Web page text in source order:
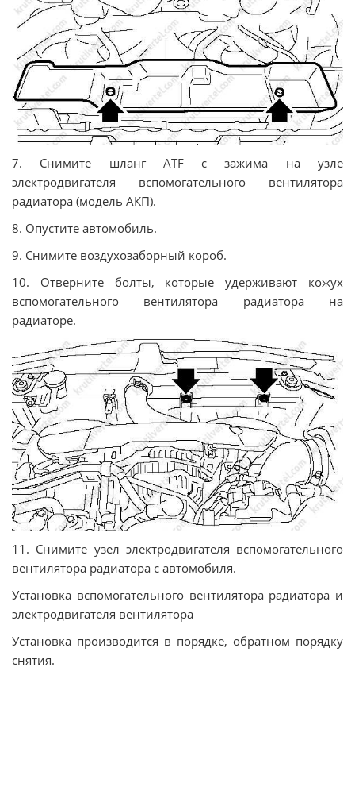
7. Снимите шланг ATF с зажима на узле
электродвигателя вспомогательного вентилятора
радиатора (модель АКП).
8. Опустите автомобиль.
9. Снимите воздухозаборный короб.
10. Отверните болты, которые удерживают кожух
вспомогательного вентилятора радиатора на
радиаторе.
11. Снимите узел электродвигателя вспомогательного
вентилятора радиатора с автомобиля.
Установка вспомогательного вентилятора радиатора и
электродвигателя вентилятора
Установка производится в порядке, обратном порядку
снятия.